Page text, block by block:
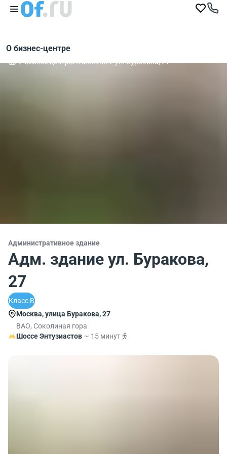
О бизнес-центре
Бизнес-центры в Москве ул. Буракова, 27
Административное здание
Адм. здание ул. Буракова,
27
Класс B
Москва, улица Буракова, 27
ВАО, Соколиная гора
Шоссе Энтузиастов ~ 15 минут